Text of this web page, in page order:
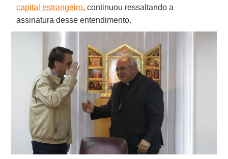
capital estrangeiro, continuou ressaltando a
assinatura desse entendimento.